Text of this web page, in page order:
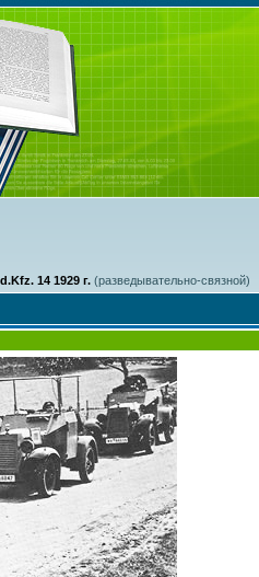
14 1929 г. (разведывательно-связной)